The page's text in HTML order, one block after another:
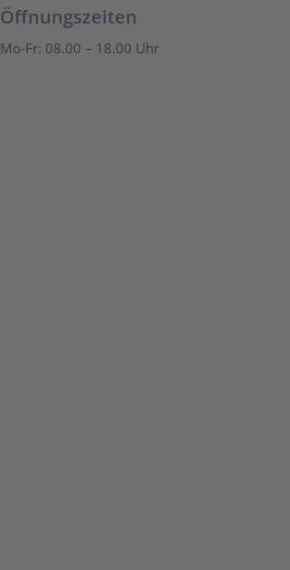
Öffnungszeiten
Mo-Fr: 08.00 – 18.00 Uhr